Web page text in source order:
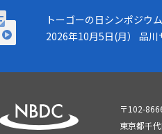
ゴーの日シンポジウム
トーゴーの日シンポジウ
2026年10月5日(月） 品川
〒102-
東京都千